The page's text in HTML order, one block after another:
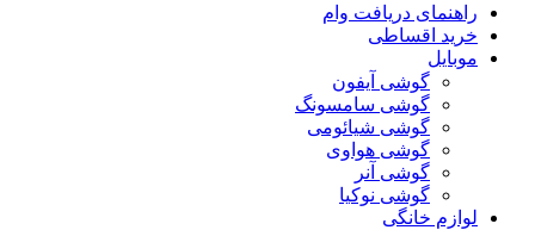
راهنمای دریافت وام
خرید اقساطی
موبایل
گوشی آیفون
گوشی سامسونگ
گوشی شیائومی
گوشی هواوی
گوشی آنر
گوشی نوکیا
لوازم خانگی